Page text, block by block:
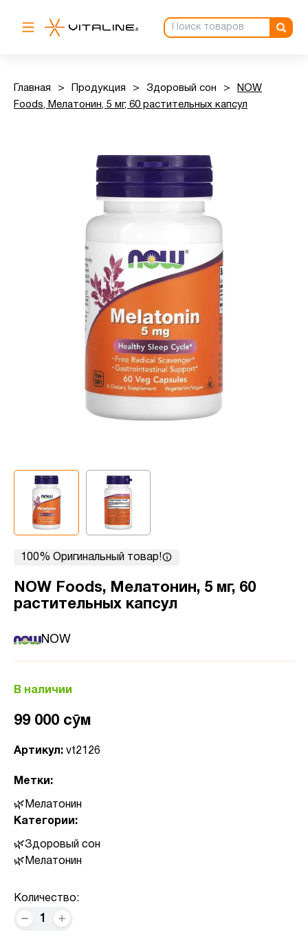
Главная > Продукция > Здоровый сон >
NOW
Foods, Мелатонин, 5 мг, 60 растительных капсул
100% Оригинальный товар!
NOW Foods, Мелатонин, 5 мг, 60
растительных капсул
NOW
В наличии
99 000 сӯм
Артикул: vt2126
Метки:
Мелатонин
Категории:
Здоровый сон
Мелатонин
Количество:
1